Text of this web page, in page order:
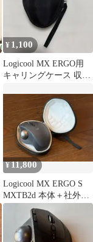
¥ 1,100
Logicool MX ERGO用
キャリングケース 収納
¥11,800
Logicool MX ERGO S
MXTB2d 本体＋社外ケ
ース